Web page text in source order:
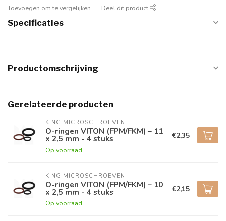
Toevoegen om te vergelijken Deel dit product
Specificaties
Productomschrijving
Gerelateerde producten
KING MICROSCHROEVEN
O-ringen VITON (FPM/FKM) – 11
x 2,5 mm - 4 stuks
Op voorraad
€2,35
KING MICROSCHROEVEN
O-ringen VITON (FPM/FKM) – 10
x 2,5 mm - 4 stuks
Op voorraad
€2,15